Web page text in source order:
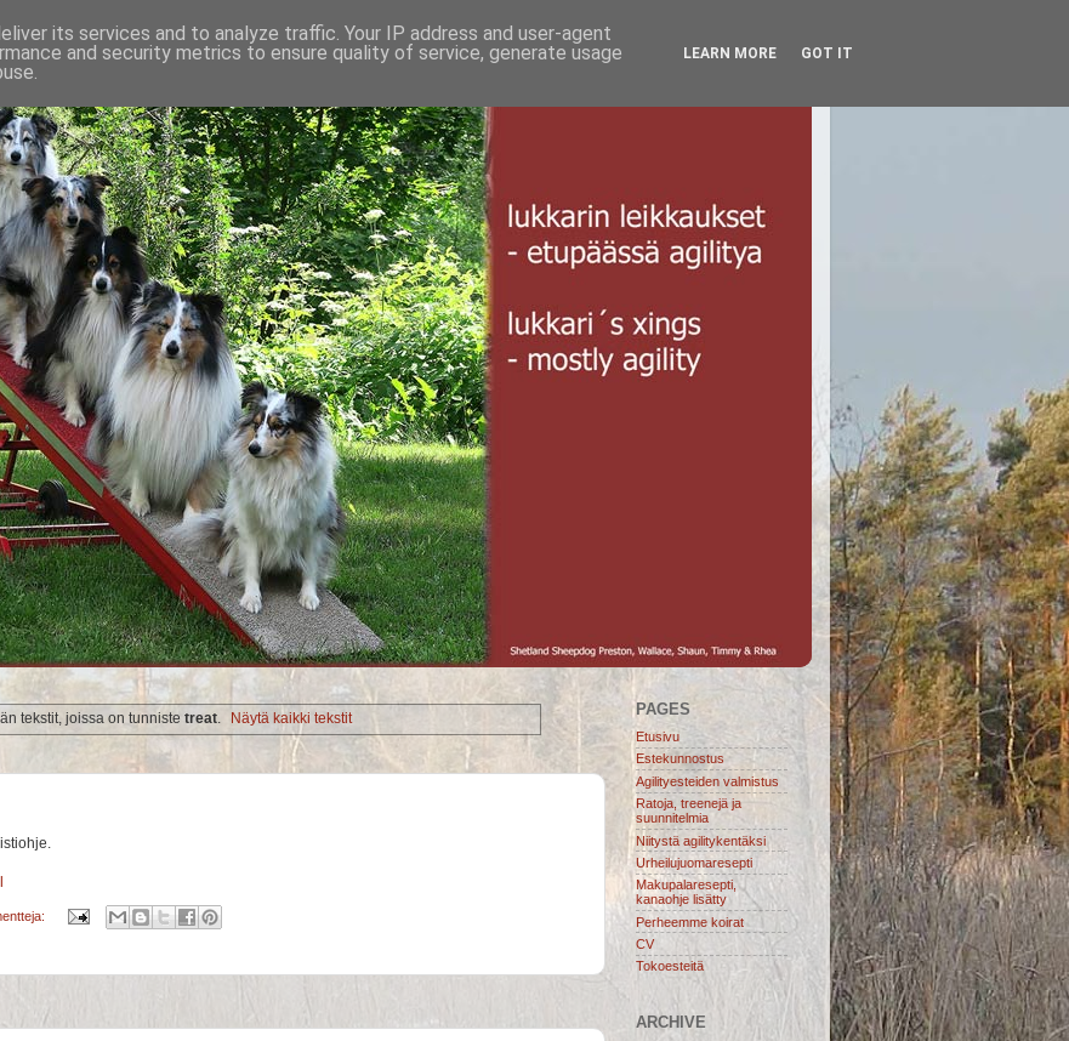
tekstit, joissa on tunnistetreat. Näytä kaikki tekstit
PAGES
Etusivu
Estekunnostus
Agilityesteiden valmistus
Ratoja, treenejä ja
suunnitelmia
Niitystä agilitykentäksi
Urheilujuomaresepti
Makupalaresepti,
kanaohje lisätty
Perheemme koirat
CV
Tokoesteitä
ARCHIVE
its services and to analyze traffic. Your IP address and user-agent
and security metrics to ensure quality of service, generate usage
LEARN MORE GOT IT